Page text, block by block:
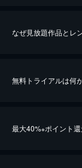
なぜ見放題作品とレ
無料トライアルは何
最大40%※ポイント